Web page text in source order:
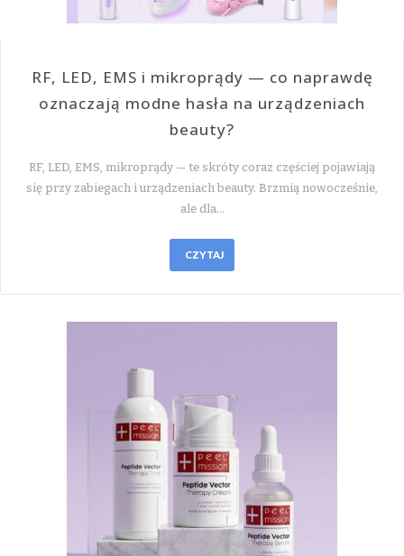
RF, LED, EMS i mikroprądy — co naprawdę
oznaczają modne hasła na urządzeniach
beauty?
RF, LED, EMS, mikroprądy — te skróty coraz częściej pojawiają
się przy zabiegach i urządzeniach beauty. Brzmią nowocześnie,
ale dla…
CZYTAJ